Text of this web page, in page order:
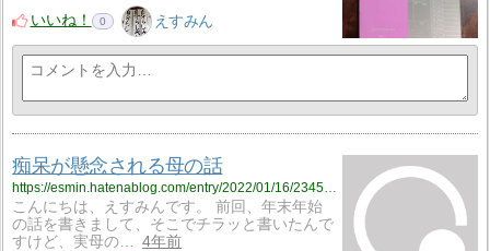
いいね！
0 えすみん
痴呆が懸念される母の話
こんにちは、えすみんです。 前回、年末年始
の話を書きまして、そこでチラッと書いたんで
すけど、実母の…
4年前